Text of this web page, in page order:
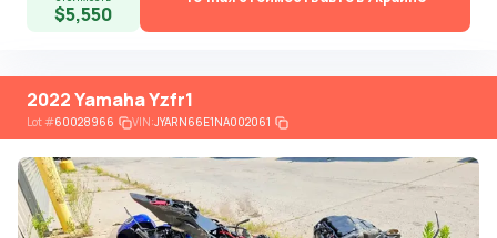
$5,550
2022 Yamaha Yzfr1
Lot#60028966 VIN:JYARN66E1NA002061